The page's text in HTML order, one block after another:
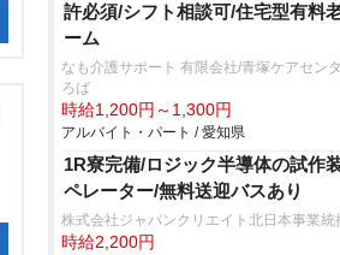
許必須/シフト相談可/住宅型有料
ーム
なも介護サポート 有限会社/青塚ケアセン
ろば
時給1,200円～1,300円
アルバイト・パート / 愛知県
1R寮完備/ロジック半導体の試作
ペレーター/無料送迎バスあり
株式会社ジャパンクリエイト北日本事業統
時給2,200円